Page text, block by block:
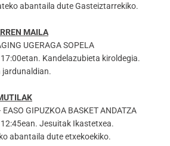
abantaila dute Gasteiztarrekiko.
MAILA
UGERAGA SOPELA
Kandelazubieta kiroldegia.
jardunaldian.
GIPUZKOA BASKET ANDATZA
Jesuitak Ikastetxea.
abantaila dute etxekoekiko.